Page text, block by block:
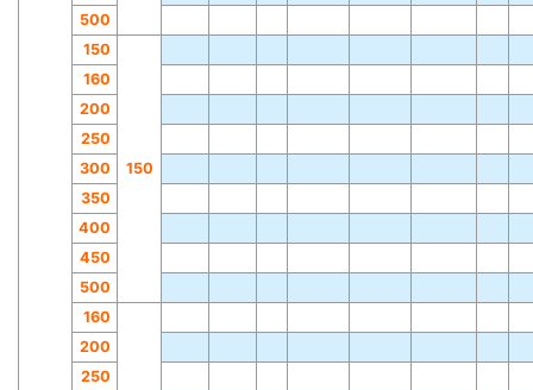
500
150
150
160
200
250
300
350
400
450
500
160
200
250